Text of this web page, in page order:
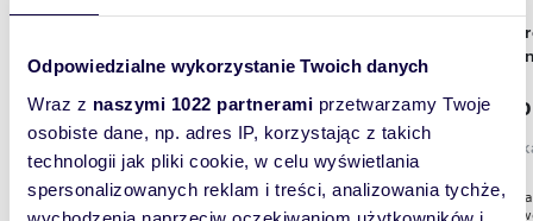
Odpowiedzialne wykorzystanie Twoich danych
Wraz z naszymi 1022 partnerami przetwarzamy Twoje
osobiste dane, np. adres IP, korzystając z takich
technologii jak pliki cookie, w celu wyświetlania
spersonalizowanych reklam i treści, analizowania tychże,
i
3
Do